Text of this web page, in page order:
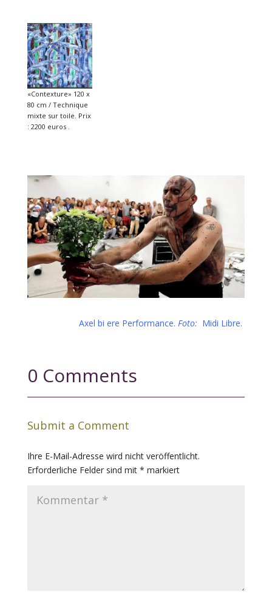
«Contexture» 120 x
80 cm / Technique
mixte sur toile. Prix
: 2200 euros .
Axel bi ere Performance.Foto: Midi Libre.
0 Comments
Submit a Comment
Ihre E-Mail-Adresse wird nicht veröffentlicht.
Erforderliche Felder sind mit * markiert